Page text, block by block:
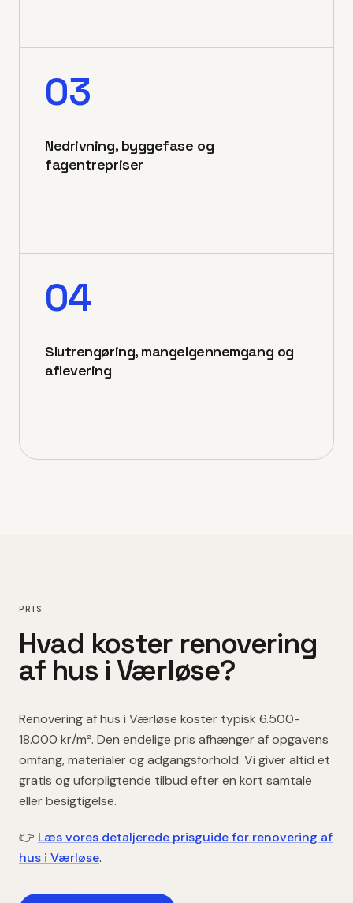
03
Nedrivning, byggefase og
fagentrepriser
04
Slutrengøring, mangelgennemgang og
aflevering
PRIS
Hvad koster renovering
af hus iVærløse?
Renovering af hus i Værløse koster typisk 6.500-
18.000 kr/m². Den endelige pris afhænger af opgavens
omfang, materialer og adgangsforhold. Vi giver altid et
gratis og uforpligtende tilbud efter en kort samtale
eller besigtigelse.
👉 Læs vores detaljerede prisguide for renovering af
hus i Værløse.